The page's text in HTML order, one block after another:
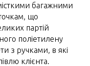
багажними
що
партій
поліетилену
з ручками, в які
клієнта.